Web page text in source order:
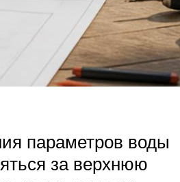
параметров воды
за верхнюю